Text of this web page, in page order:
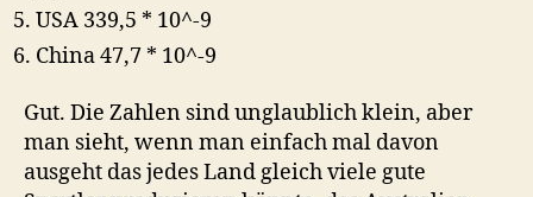
USA 339,5 * 10^-9
China 47,7 * 10^-9
Gut. Die Zahlen sind unglaublich klein, aber
man sieht, wenn man einfach mal davon
ausgeht das jedes Land gleich viele gute